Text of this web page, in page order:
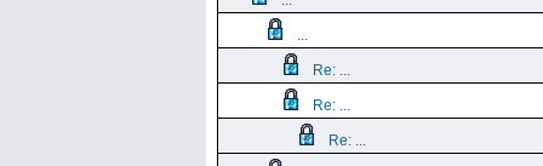
...
Re: ...
Re: ...
Re: ...